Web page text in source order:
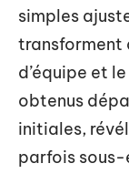
simples
transforment
d’équipe et
obtenus
initiales,
parfois sous-